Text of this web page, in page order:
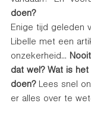
doen?
Enige tijd geleden
Libelle met een
onzekerheid...
dat wel? Wat is
doen? Lees snel
er alles over te